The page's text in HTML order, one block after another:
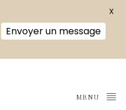
MENU
Envoyer un message
X